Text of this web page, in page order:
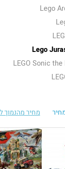
Lego
Lego
LEGO Sonic
מחיר מהנמוך